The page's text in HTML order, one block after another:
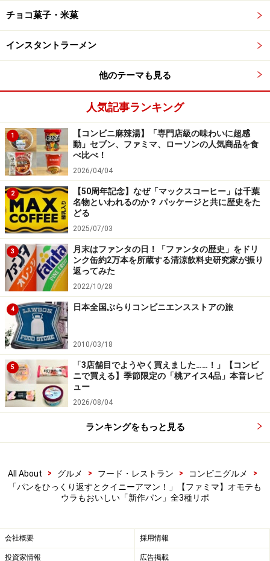
「チーズケーキデニッシュ×クイニーアマン」 198円（税
込）
最後に紹介するのは、「チーズケーキデニッシュ×クイニ
ーアマン」198円（税込）。チーズケーキをしぼったデ
ニッシュ生地の底に、発酵バター風味のあめを敷いて焼
き上げています。
満足感のあるボリュームがうれしい！ チーズケーキ好きに
はたまりません
クリームチーズとカマンベールチーズクリームを組み合
わせ、工場独自の配合で作ったチーズケーキ生地が使わ
れています。袋をあけると、バターとチーズの香ばしい
香りが広がります。
最後のひと口まで、甘みたっぷり！
食べてみると、チーズならではの爽やかな酸味と滑らか
な口どけに、甘いデニッシュ、クイニーアマンの香ばし
さが絶妙にマッチ。
最後のひと口まで、甘みたっぷりの濃厚な味わいに癒や
されます。コーヒーを片手に、プチぜいたくな時間を過
1度で2つのおいしさと“ハイブリッド食感”が楽しめるパン3
品
チョコ菓子・米菓
インスタントラーメン
他のテーマも見る
人気記事ランキング
1
【コンビニ麻辣湯】「専門店級の味わいに超感
動」セブン、ファミマ、ローソンの人気商品を食
べ比べ！
2026/04/04
2
【50周年記念】なぜ「マックスコーヒー」は千葉
名物といわれるのか？ パッケージと共に歴史をた
どる
2025/07/03
3
月末はファンタの日！「ファンタの歴史」をドリ
ンク缶約2万本を所蔵する清涼飲料史研究家が振り
返ってみた
2022/10/28
4 日本全国ぶらりコンビニエンスストアの旅
2010/03/18
5
「3店舗目でようやく買えました……！」【コンビ
ニで買える】季節限定の「桃アイス4品」本音レビ
ュー
2026/08/04
ランキングをもっと見る
All About > グルメ > フード・レストラン > コンビニグルメ
>
「パンをひっくり返すとクイニーアマン！」【ファミマ】オモテも
ウラもおいしい「新作パン」全3種リポ
会社概要 採用情報
投資家情報 広告掲載